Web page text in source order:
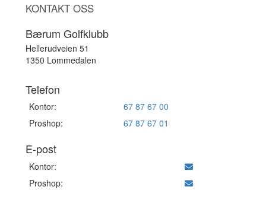
KONTAKT OSS
Bærum Golfklubb
Hellerudveien 51
1350 Lommedalen
Telefon
Kontor:
67 87 67 00
Proshop:
67 87 67 01
E-post
Kontor:
Proshop: